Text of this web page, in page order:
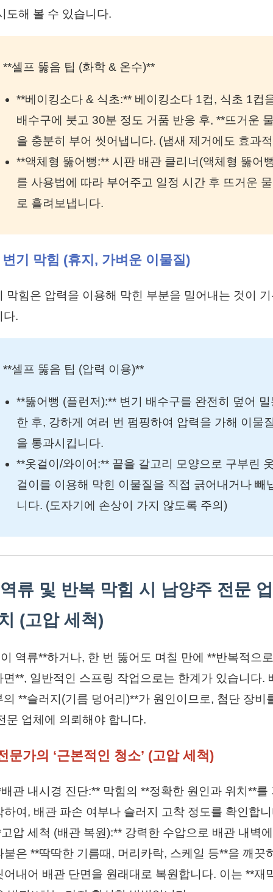
도해 볼 수 있습니다.
**셀프 뚫음 팁 (화학 & 온수)**
**베이킹소다 & 식초:** 베이킹소다 1컵, 식초 1컵
배수구에 붓고 30분 정도 거품 반응 후, **뜨거운
을 충분히 부어 씻어냅니다. (냄새 제거에도 효과
**액체형 뚫어뻥:** 시판 배관 클리너(액체형 뚫어
를 사용법에 따라 부어주고 일정 시간 후 뜨거운 물
로 흘려보냅니다.
기 막힘 (휴지, 가벼운 이물질)
막힘은 압력을 이용해 막힌 부분을 밀어내는 것이
다.
**셀프 뚫음 팁 (압력 이용)**
**뚫어뻥 (플런저):** 변기 배수구를 완전히 덮어 밀
한 후, 강하게 여러 번 펌핑하여 압력을 가해 이물
을 통과시킵니다.
**옷걸이/와이어:** 끝을 갈고리 모양으로 구부린
걸이를 이용해 막힌 이물질을 직접 긁어내거나 빼
니다. (도자기에 손상이 가지 않도록 주의)
류 및 반복 막힘 시 남양주 전문
(고압 세척)
역류**하거나, 한 번 뚫어도 며칠 만에 **반복적으
면**, 일반적인 스프링 작업으로는 한계가 있습니다.
의 **슬러지(기름 덩어리)**가 원인이므로, 첨단 장비
문 업체에 의뢰해야 합니다.
문가의 ‘근본적인 청소’ (고압 세척)
관 내시경 진단:** 막힘의 **정확한 원인과 위치**를
하여, 배관 파손 여부나 슬러지 고착 정도를 확인합
압 세척 (배관 복원):** 강력한 수압으로 배관 내벽
붙은 **딱딱한 기름때, 머리카락, 스케일 등**을 깨끗
어내어 배관 단면을 원래대로 복원합니다. 이는 **재